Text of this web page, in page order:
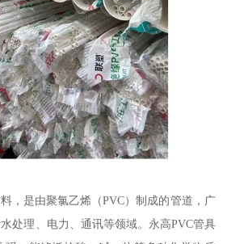
，是由聚氯乙烯（PVC）制成的管道，广
处理、电力、通讯等领域。永高PVC管具